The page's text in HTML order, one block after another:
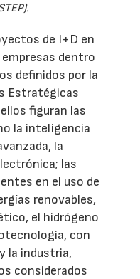
de I+D en
dentro
definidos por la
Estratégicas
figuran las
la inteligencia
la
las
en el uso de
renovables,
el hidrógeno
con
la industria,
considerados